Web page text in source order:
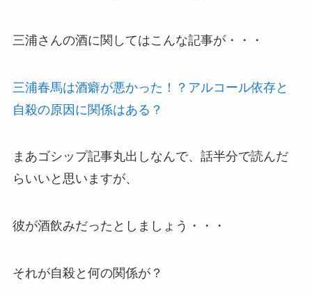
三浦さんの酒に関してはこんな記事が・・・
三浦春馬は酒癖が悪かった！？アルコール依存と
自殺の原因に関係はある？
まあゴシップ記事丸出しなんで、話半分で読んだ
らいいと思いますが、
彼が酒飲みだったとしましょう・・・
それが自殺と何の関係が？